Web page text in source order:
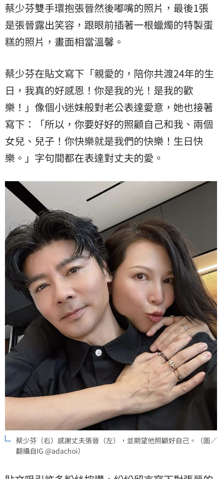
蔡少芬雙手環抱張晉然後嘟嘴的照片，最後1張
是張晉露出笑容，跟眼前插著一根蠟燭的特製蛋
糕的照片，畫面相當溫馨。
蔡少芬在貼文寫下「親愛的，陪你共渡24年的生
日，我真的好感恩！你是我的光！是我的歡
樂！」像個小迷妹般對老公表達愛意，她也接著
寫下：「所以，你要好好的照顧自己和我、兩個
女兒、兒子！你快樂就是我們的快樂！生日快
樂。」字句間都在表達對丈夫的愛。
蔡少芬（右）感謝丈夫張晉（左），並期望他照顧好自己。（圖／
翻攝自IG @adachoi）